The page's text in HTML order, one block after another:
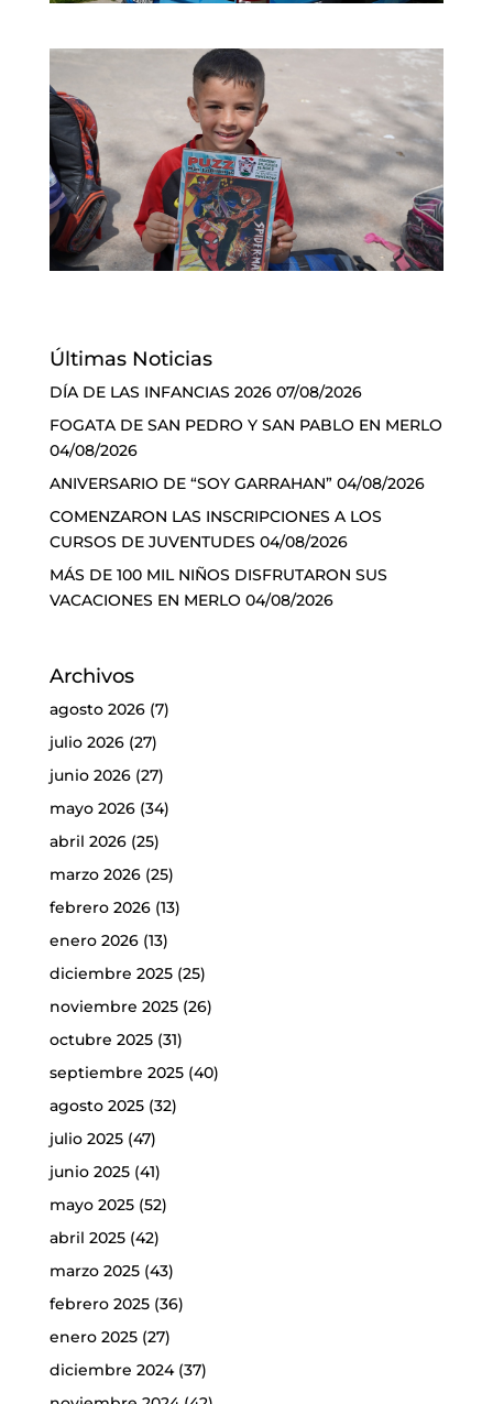
Últimas Noticias
DÍA DE LAS INFANCIAS 2026 07/08/2026
FOGATA DE SAN PEDRO Y SAN PABLO EN MERLO
04/08/2026
ANIVERSARIO DE “SOY GARRAHAN” 04/08/2026
COMENZARON LAS INSCRIPCIONES A LOS
CURSOS DE JUVENTUDES 04/08/2026
MÁS DE 100 MIL NIÑOS DISFRUTARON SUS
VACACIONES EN MERLO 04/08/2026
Archivos
agosto 2026(7)
julio 2026(27)
junio 2026(27)
mayo 2026(34)
abril 2026(25)
marzo 2026(25)
febrero 2026(13)
enero 2026(13)
diciembre 2025(25)
noviembre 2025(26)
octubre 2025(31)
septiembre 2025(40)
agosto 2025(32)
julio 2025(47)
junio 2025(41)
mayo 2025(52)
abril 2025(42)
marzo 2025(43)
febrero 2025(36)
enero 2025(27)
diciembre 2024(37)